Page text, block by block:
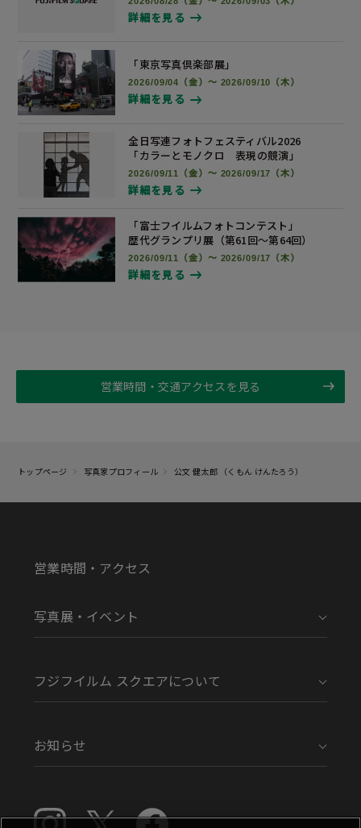
詳細を見る
「東京写真倶楽部展」
2026/09/04（金）～ 2026/09/10（木）
詳細を見る
全日写連フォトフェスティバル2026
「カラーとモノクロ 表現の競演」
2026/09/11（金）～ 2026/09/17（木）
詳細を見る
「富士フイルムフォトコンテスト」
歴代グランプリ展 （第61回～第64回）
2026/09/11（金）～ 2026/09/17（木）
詳細を見る
営業時間・交通アクセスを見る
トップページ 写真家プロフィール 公文 健太郎 （くもん けんたろう）
営業時間・アクセス
写真展・イベント
フジフイルム スクエアについて
お知らせ